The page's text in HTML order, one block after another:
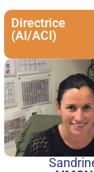
Directrice
(AI/ACI)